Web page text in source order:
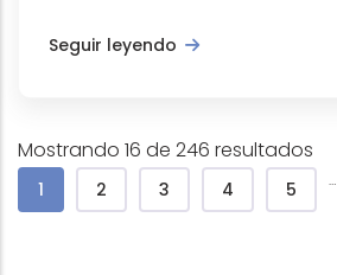
Seguir leyendo
Mostrando 16 de 246 resultados
Pagination
Page courante
1 Página
2 Página
3 Página
4 Página
5 …